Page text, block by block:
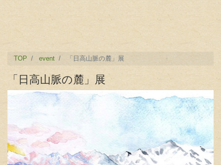
TOP event 「日高山脈の麓」展
「日高山脈の麓」展